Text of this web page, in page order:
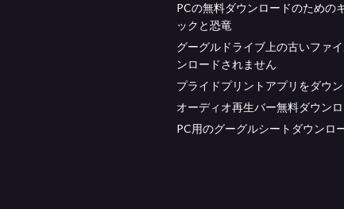
PCの無料ダウンロードのための
ックと恐竜
グーグルドライブ上の古いファ
ンロードされません
プライドプリントアプリをダウ
オーディオ再生バー無料ダウン
PC用のグーグルシートダウンロ